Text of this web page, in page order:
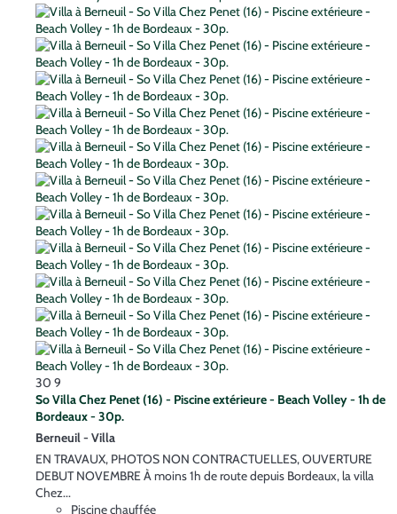
30 9
So Villa Chez Penet (16) - Piscine extérieure - Beach Volley - 1h de
Bordeaux - 30p.
Berneuil - Villa
EN TRAVAUX, PHOTOS NON CONTRACTUELLES, OUVERTURE
DEBUT NOVEMBRE À moins 1h de route depuis Bordeaux, la villa
Chez...
Piscine chauffée